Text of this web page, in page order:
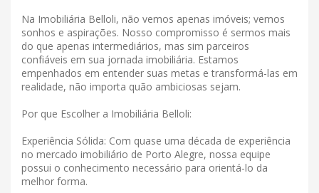
Na Imobiliária Belloli, não vemos apenas imóveis; vemos
sonhos e aspirações. Nosso compromisso é sermos mais
do que apenas intermediários, mas sim parceiros
confiáveis ​​em sua jornada imobiliária. Estamos
empenhados em entender suas metas e transformá-las em
realidade, não importa quão ambiciosas sejam.
Por que Escolher a Imobiliária Belloli:
Experiência Sólida: Com quase uma década de experiência
no mercado imobiliário de Porto Alegre, nossa equipe
possui o conhecimento necessário para orientá-lo da
melhor forma.